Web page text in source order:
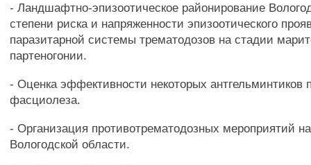
- Ландшафтно-эпизоотическое районирование
степени риска и напряженности эпизоотического
паразитарной системы трематодозов на стадии
партеногонии.
- Оценка эффективности некоторых антгельминтиков
фасциолеза.
- Организация противотрематодозных мероприятий
Вологодской области.